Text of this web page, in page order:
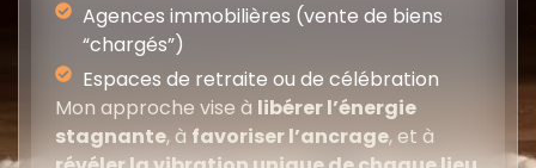
Agences immobilières (vente de biens
“chargés”)
Espaces de retraite ou de célébration
Mon approche vise à libérer l’énergie
stagnante, à favoriser l’ancrage, et à